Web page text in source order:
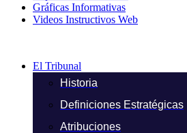
Gráficas Informativas
Videos Instructivos Web
El Tribunal
Historia
Definiciones Estratégicas
Atribuciones